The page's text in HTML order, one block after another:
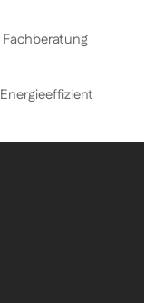
Fachberatung
Energieeffizient